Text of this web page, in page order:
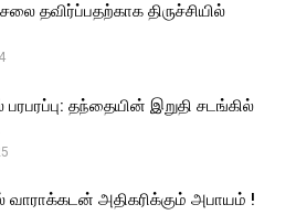
தவிர்ப்பதற்காக திருச்சியில்
பரபரப்பு: தந்தையின் இறுதி சடங்கில்
வாராக்கடன் அதிகரிக்கும் அபாயம் !